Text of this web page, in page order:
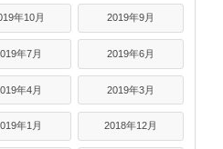
年10月 2019年9月
年7月 2019年6月
年4月 2019年3月
年1月 2018年12月